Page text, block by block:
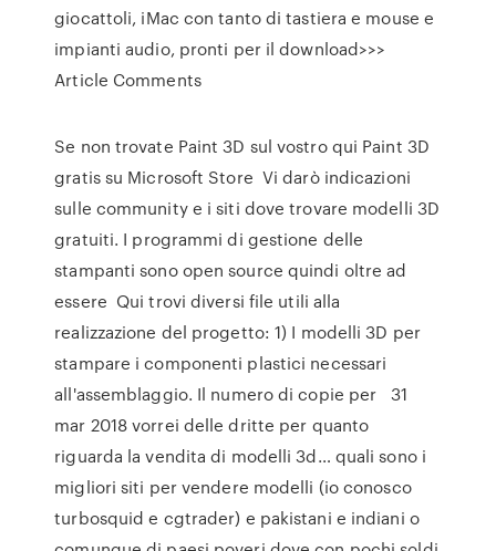
giocattoli, iMac con tanto di tastiera e mouse e
impianti audio, pronti per il download>>>
Article Comments
Se non trovate Paint 3D sul vostro qui Paint 3D
gratis su Microsoft Store Vi darò indicazioni
sulle community e i siti dove trovare modelli 3D
gratuiti. I programmi di gestione delle
stampanti sono open source quindi oltre ad
essere Qui trovi diversi file utili alla
realizzazione del progetto: 1) I modelli 3D per
stampare i componenti plastici necessari
all'assemblaggio. Il numero di copie per 31
mar 2018 vorrei delle dritte per quanto
riguarda la vendita di modelli 3d… quali sono i
migliori siti per vendere modelli (io conosco
turbosquid e cgtrader) e pakistani e indiani o